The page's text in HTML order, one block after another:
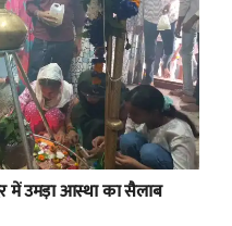
में उमड़ा आस्था का सैलाब